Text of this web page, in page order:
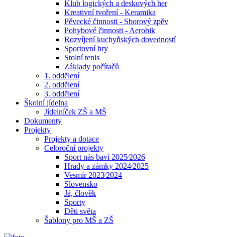
Klub logických a deskových her
Kreativní tvoření - Keramika
Pěvecké činnosti - Sborový zpěv
Pohybové činnosti - Aerobik
Rozvíjení kuchyňských dovedností
Sportovní hry
Stolní tenis
Základy počítačů
1. oddělení
2. oddělení
3. oddělení
Školní jídelna
Jídelníček ZŠ a MŠ
Dokumenty
Projekty
Projekty a dotace
Celoroční projekty
Sport nás baví 2025⁄2026
Hrady a zámky 2024⁄2025
Vesmír 2023⁄2024
Slovensko
Já, člověk
Sporty
Děti světa
Šablony pro MŠ a ZŠ